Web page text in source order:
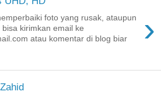
›
foto yang rusak, ataupun
kirimkan email ke
atau komentar di blog biar